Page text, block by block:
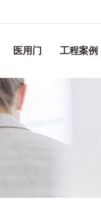
医用门 工程案例